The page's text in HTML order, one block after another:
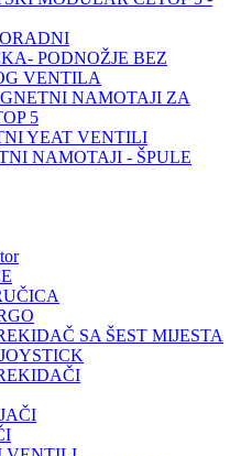
PODNOŽJE BEZ
VENTILA
NAMOTAJI ZA
5
YEAT VENTILI
NAMOTAJI - ŠPULE
SA ŠEST MIJESTA